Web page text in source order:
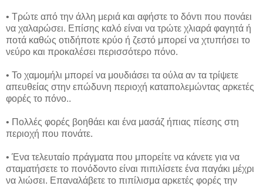
• Τρώτε από την άλλη μεριά και αφήστε το δόντι που πονάει
να χαλαρώσει. Επίσης καλό είναι να τρώτε χλιαρά φαγητά ή
ποτά καθώς οτιδήποτε κρύο ή ζεστό μπορεί να χτυπήσει το
νεύρο και προκαλέσει περισσότερο πόνο.
• Το χαμομήλι μπορεί να μουδιάσει τα ούλα αν τα τρίψετε
απευθείας στην επώδυνη περιοχή καταπολεμώντας αρκετές
φορές το πόνο..
• Πολλές φορές βοηθάει και ένα μασάζ ήπιας πίεσης στη
περιοχή που πονάτε.
• Ένα τελευταίο πράγματα που μπορείτε να κάνετε για να
σταματήσετε το πονόδοντο είναι πιπιλίσετε ένα παγάκι μέχρι
να λιώσει. Επαναλάβετε το πιπίλισμα αρκετές φορές την